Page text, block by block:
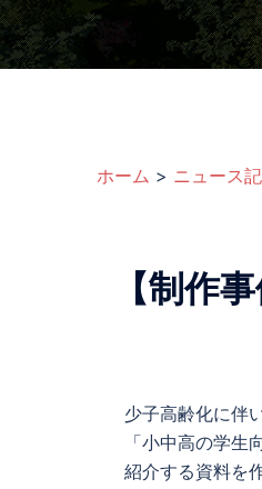
ホーム > ニュース
【制作
少子高齢化に伴
「小中高の学生
紹介する資料を